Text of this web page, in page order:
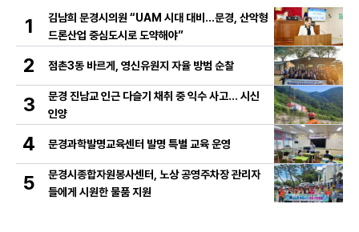
1
김남희 문경시의원 “UAM 시대 대비…문경, 산악형
드론산업 중심도시로 도약해야”
2 점촌3동 바르게, 영신유원지 자율 방범 순찰
3
문경 진남교 인근 다슬기 채취 중 익수 사고… 시신
인양
4 문경과학발명교육센터 발명 특별 교육 운영
5
문경시종합자원봉사센터, 노상 공영주차장 관리자
들에게 시원한 물품 지원